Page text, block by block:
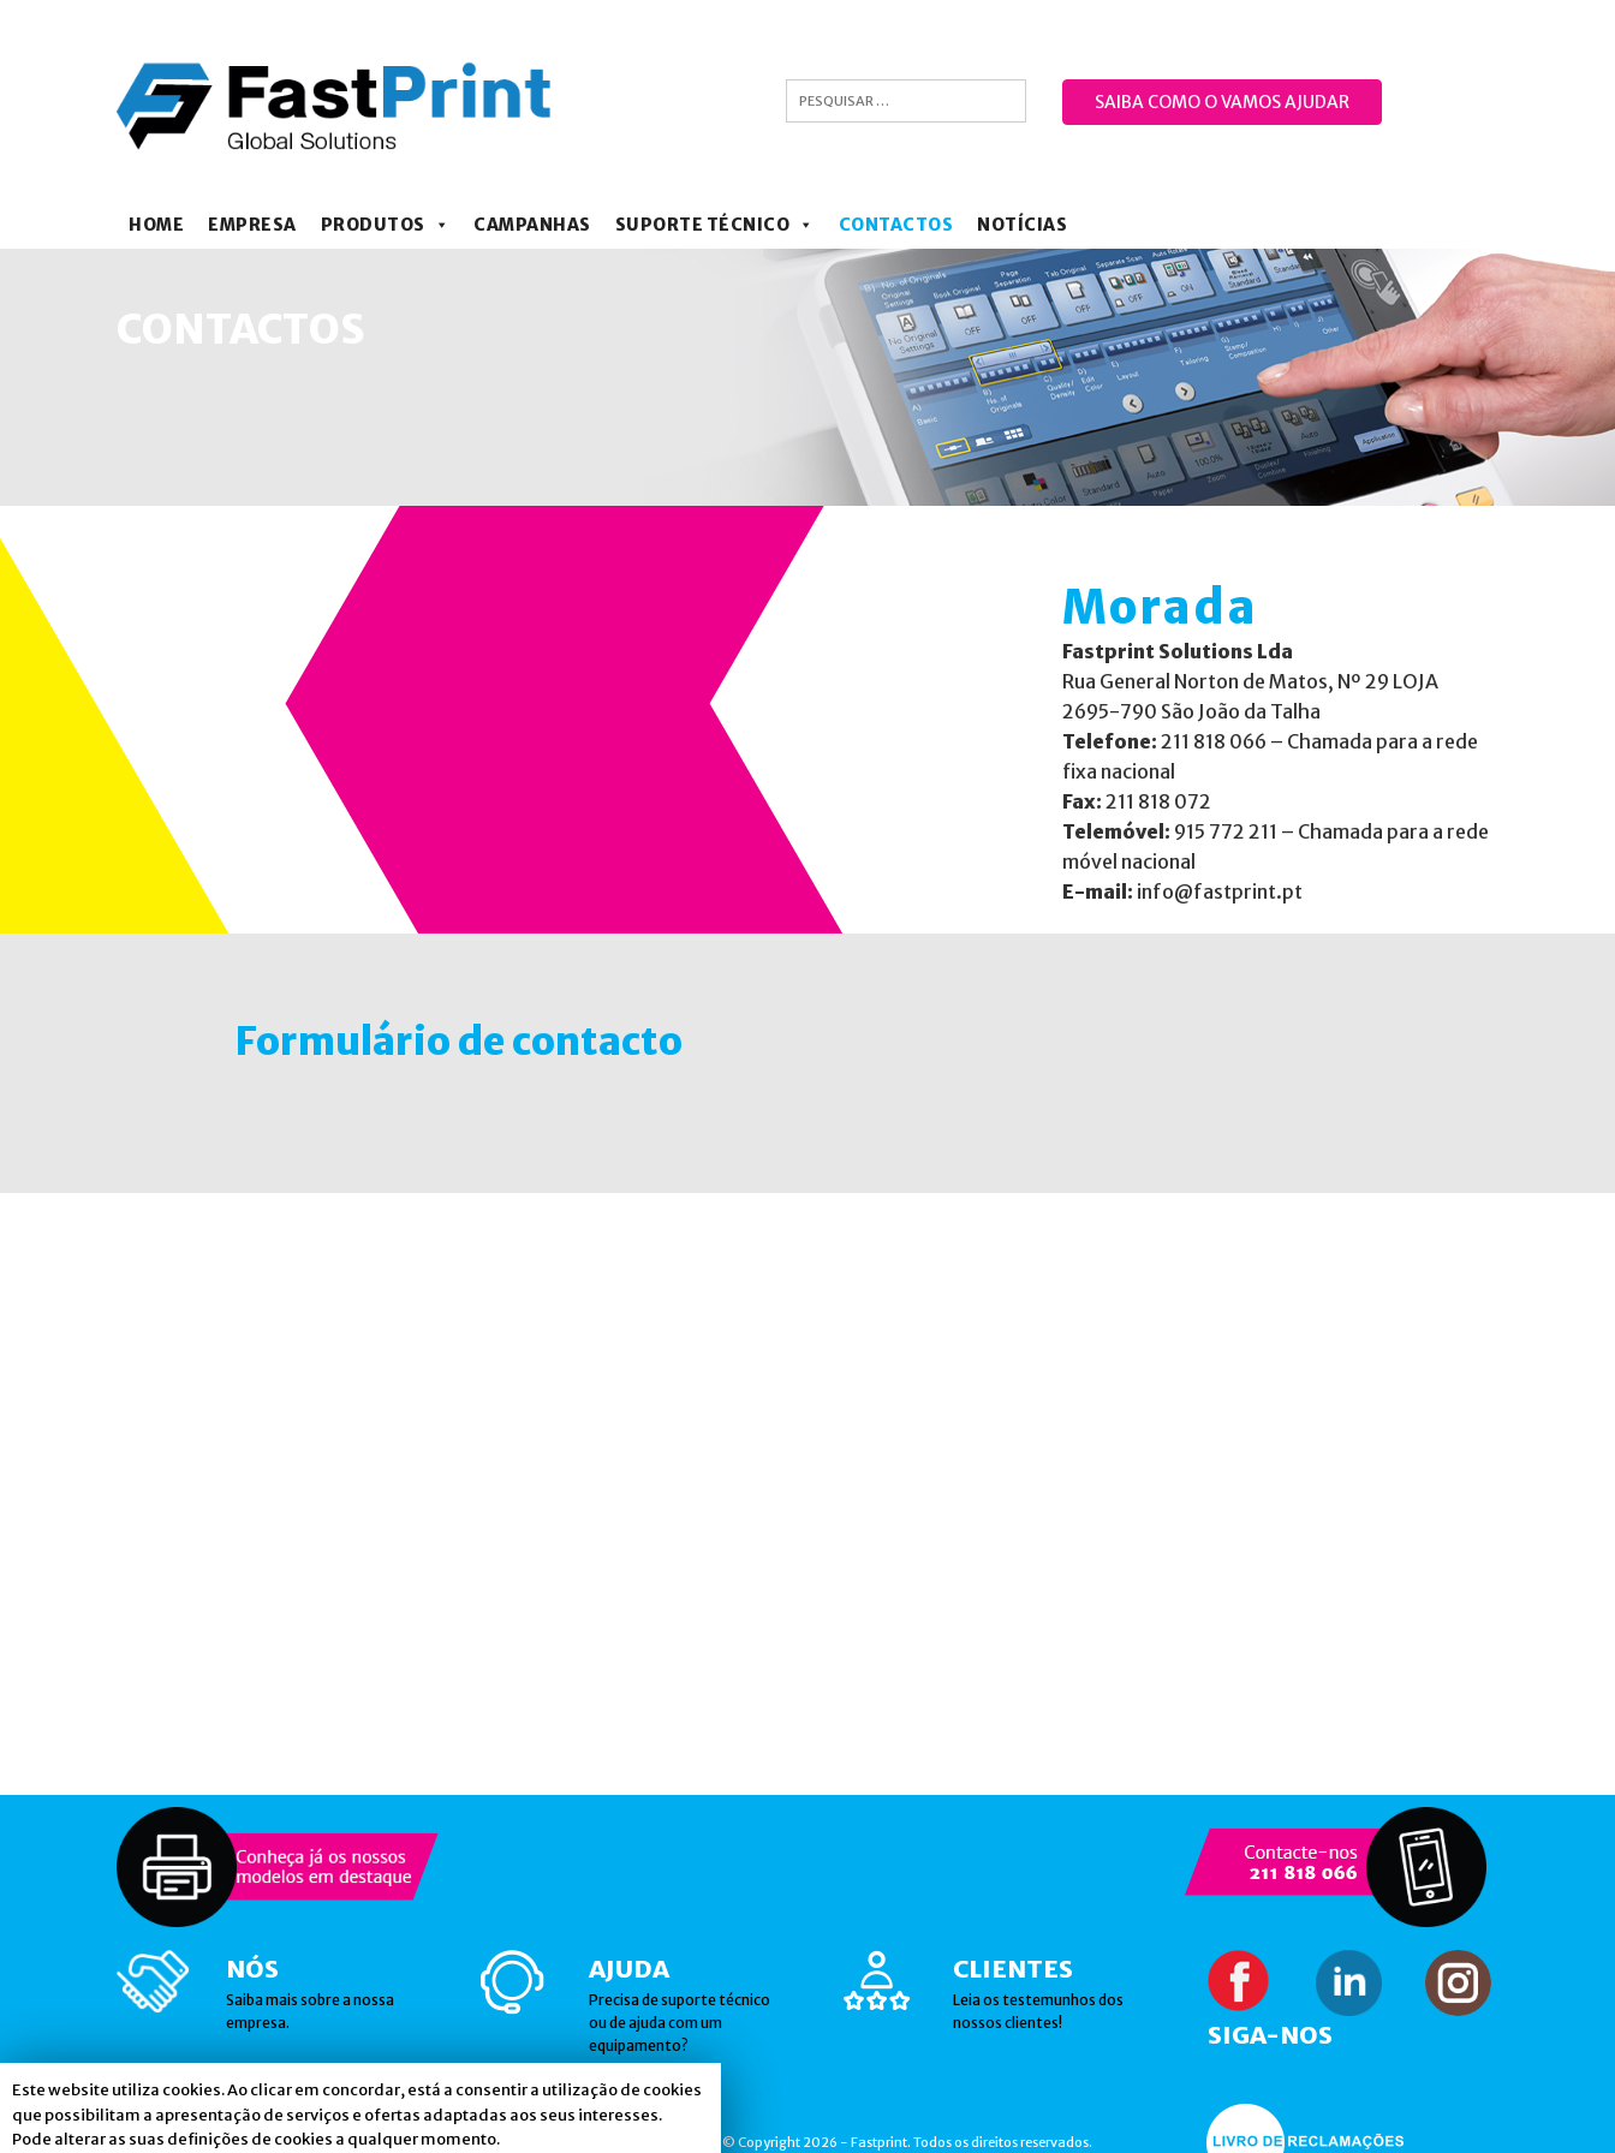
SAIBA COMO O VAMOS AJUDAR
HOME EMPRESA PRODUTOS CAMPANHAS SUPORTE TÉCNICO CONTACTOS NOTÍCIAS
CONTACTOS
Morada
Fastprint Solutions Lda
Rua General Norton de Matos, Nº 29 LOJA
2695-790 São João da Talha
Telefone: 211 818 066 – Chamada para a rede
fixa nacional
Fax: 211 818 072
Telemóvel: 915 772 211 – Chamada para a rede
móvel nacional
E-mail: info@fastprint.pt
Formulário de contacto
NÓS
Saiba mais sobre a nossa
empresa.
AJUDA
Precisa de suporte técnico
ou de ajuda com um
equipamento?
CLIENTES
Leia os testemunhos dos
nossos clientes!
SIGA-NOS
Gostaria de receber notícias nossas?
© Copyright 2026 - Fastprint. Todos os direitos reservados.
Este website utiliza cookies. Ao clicar em concordar, está a consentir a utilização de cookies
que possibilitam a apresentação de serviços e ofertas adaptadas aos seus interesses.
Pode alterar as suas definições de cookies a qualquer momento.